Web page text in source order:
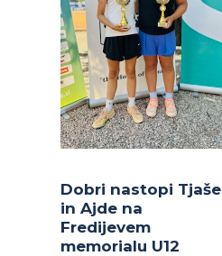
Dobri nastopi Tjaše
in Ajde na
Fredijevem
memorialu U12